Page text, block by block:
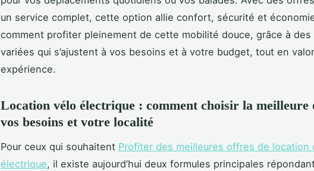
un service complet, cette option allie confort, sécurité et
comment profiter pleinement de cette mobilité douce, grâce à des
variées qui s’ajustent à vos besoins et à votre budget, tout en
expérience.
Location vélo électrique : comment choisir la meilleure
vos besoins et votre localité
Pour ceux qui souhaitent Profiter des meilleures offres de location
électrique, il existe aujourd’hui deux formules principales